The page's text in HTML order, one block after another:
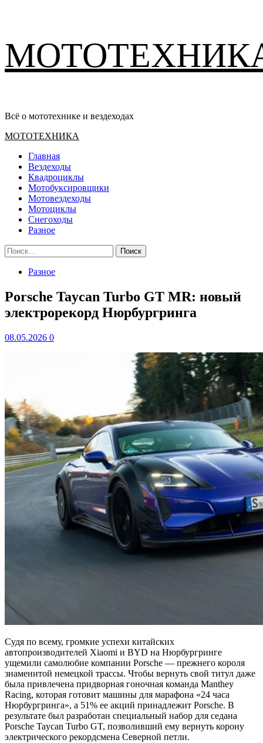
содержимому
Всё о мототехнике и вездеходах
Основное
МОТОТЕХНИКА
Главная
Вездеходы
Квадроциклы
Мотобуксировщики
Мотовездеходы
Мотоциклы
Снегоходы
Разное
Найти:
Разное
Porsche Taycan Turbo GT MR: новый
электрорекорд Нюрбургринга
08.05.2026 0
Судя по всему, громкие успехи китайских
автопроизводителей Xiaomi и BYD на Нюрбургринге
ущемили самолюбие компании Porsche — прежнего короля
знаменитой немецкой трассы. Чтобы вернуть свой титул даже
была привлечена придворная гоночная команда Manthey
Racing, которая готовит машины для марафона «24 часа
Нюрбургринга», а 51% ее акций принадлежит Porsche. В
результате был разработан специальный набор для седана
Porsche Taycan Turbo GT, позволивший ему вернуть корону
электрического рекордсмена Северной петли.